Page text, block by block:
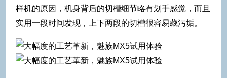
样机的原因，机身背后的切槽细节略有划手感觉，而且
实用一段时间发现，上下两段的切槽很容易藏污垢。